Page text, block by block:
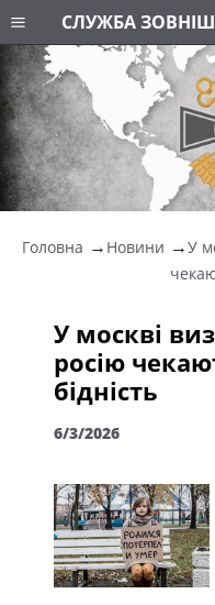
СЛУЖБА
Головна Новини
У
У москві
росію
бідність
6/3/2026